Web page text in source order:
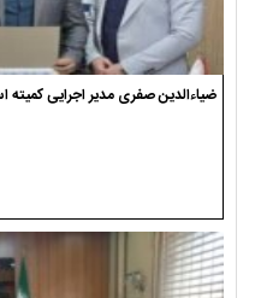
ضیاءالدین صفری مدیر اجرایی کمیته